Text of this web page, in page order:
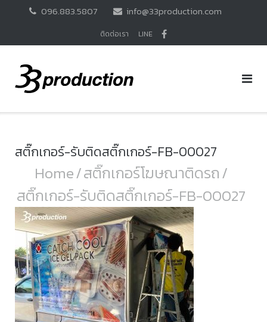
096.883.5807 info@33production.com
ติดต่อเรา LINE
สติ๊กเกอร์-รับติดสติ๊กเกอร์-FB-00027
Home/สติ๊กเกอร์โฆษณาติดรถ/
สติ๊กเกอร์-รับติดสติ๊กเกอร์-FB-00027